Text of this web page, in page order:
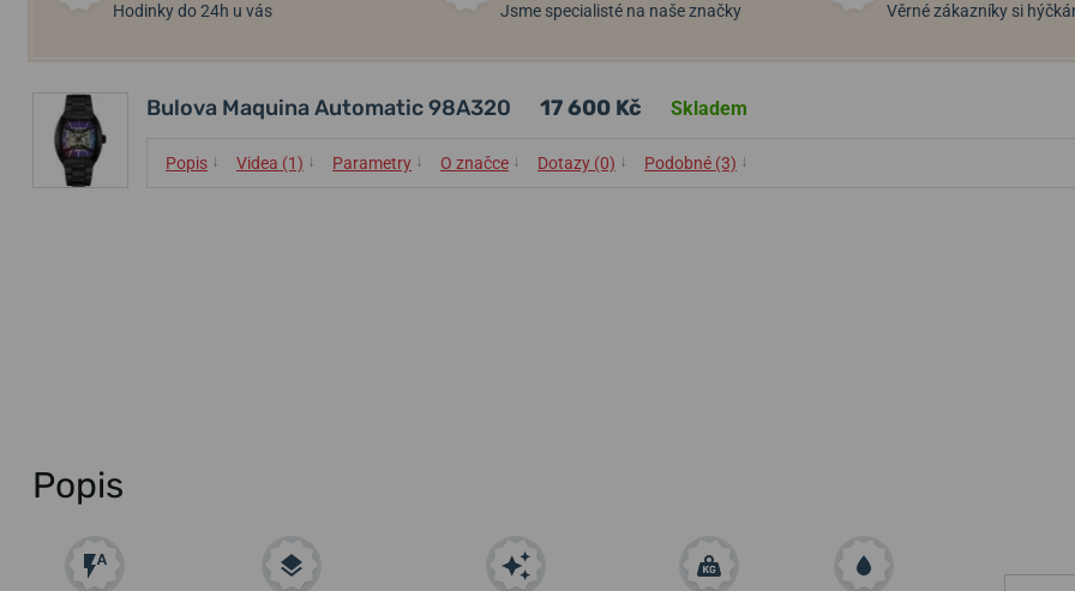
Hodinky do 24h u vás Jsme specialisté na naše značky Věrné zákazníky si
Bulova Maquina Automatic 98A320 17 600 Kč Skladem
Popis ↓ Videa (1) ↓ Parametry ↓ O značce ↓ Dotazy (0) ↓ Podobné (3) ↓
Popis